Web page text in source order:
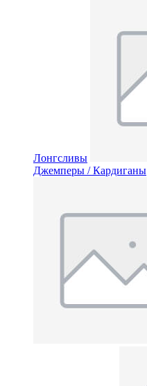
Лонгсливы
Джемперы / Кардиганы